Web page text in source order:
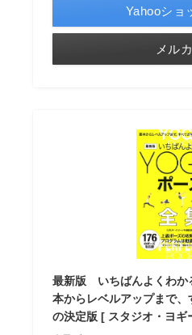
Yahooショ
メル
最新版 いちばんよくわか
本からレベルアップまで
の決定版 [ スタジオ・ヨギ